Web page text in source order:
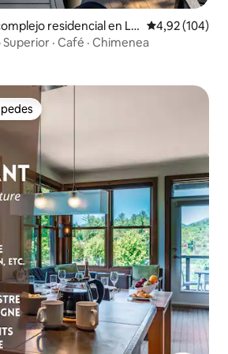
residencial en La
Calificación
4,92 (104)
Superior · Café · Chimenea